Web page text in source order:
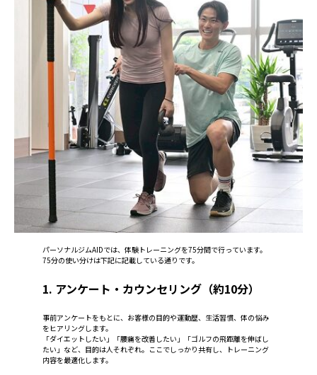
パーソナルジムAIDでは、体験トレーニングを75分間で行っています。
75分の使い分けは下記に記載している通りです。
1. アンケート・カウンセリング（約10分）
事前アンケートをもとに、お客様の目的や運動歴、生活習慣、体の悩み
をヒアリングします。
「ダイエットしたい」「腰痛を改善したい」「ゴルフの飛距離を伸ばし
たい」など、目的は人それぞれ。ここでしっかり共有し、トレーニング
内容を最適化します。